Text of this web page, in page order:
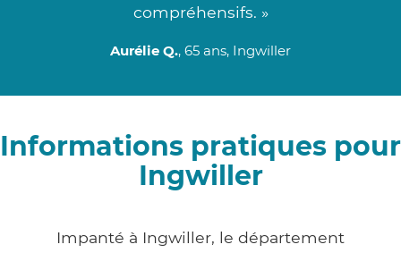
compréhensifs. »
Aurélie Q., 65 ans, Ingwiller
Informations pratiques pour
Ingwiller
Impanté à Ingwiller, le département